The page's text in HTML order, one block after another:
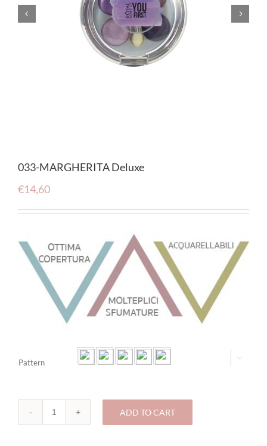
 
033-MARGHERITA Deluxe
€14,60
Pattern 
033-
MARGHERITA
ADD TO CART